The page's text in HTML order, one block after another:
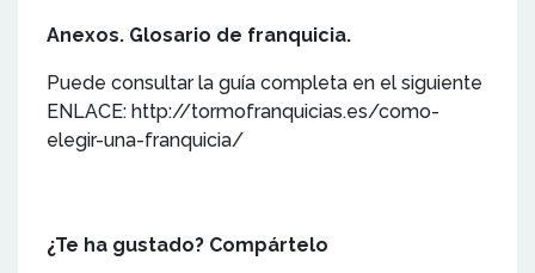
Anexos. Glosario de franquicia.
Puede consultar la guía completa en el siguiente
ENLACE: http://tormofranquicias.es/como-
elegir-una-franquicia/
¿Te ha gustado? Compártelo